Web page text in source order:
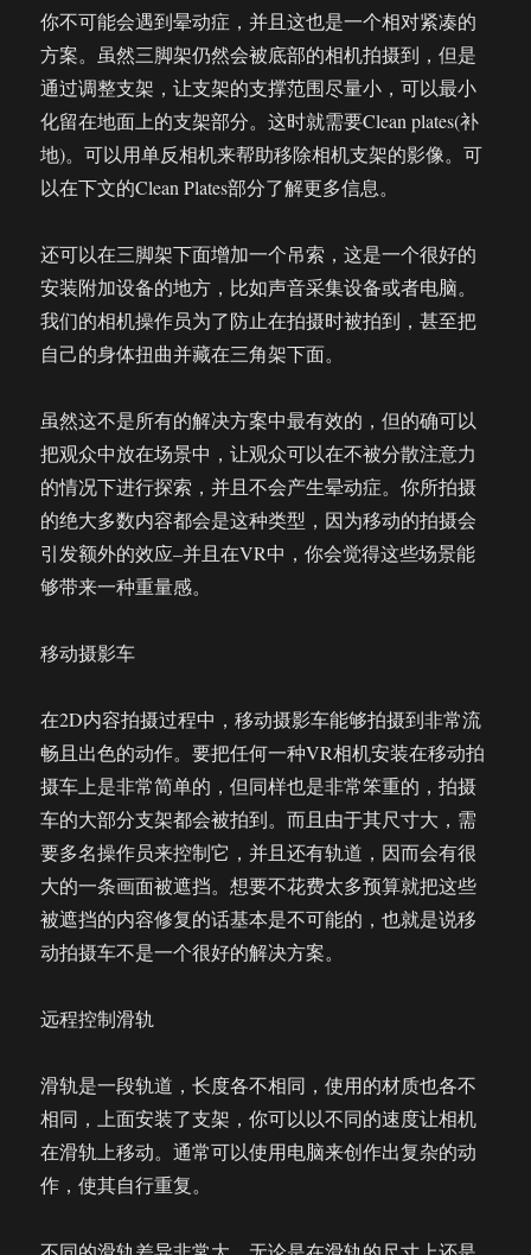
你不可能会遇到晕动症，并且这也是一个相对紧凑的
方案。虽然三脚架仍然会被底部的相机拍摄到，但是
通过调整支架，让支架的支撑范围尽量小，可以最小
化留在地面上的支架部分。这时就需要Clean plates(补
地)。可以用单反相机来帮助移除相机支架的影像。可
以在下文的Clean Plates部分了解更多信息。
还可以在三脚架下面增加一个吊索，这是一个很好的
安装附加设备的地方，比如声音采集设备或者电脑。
我们的相机操作员为了防止在拍摄时被拍到，甚至把
自己的身体扭曲并藏在三角架下面。
虽然这不是所有的解决方案中最有效的，但的确可以
把观众中放在场景中，让观众可以在不被分散注意力
的情况下进行探索，并且不会产生晕动症。你所拍摄
的绝大多数内容都会是这种类型，因为移动的拍摄会
引发额外的效应–并且在VR中，你会觉得这些场景能
够带来一种重量感。
移动摄影车
在2D内容拍摄过程中，移动摄影车能够拍摄到非常流
畅且出色的动作。要把任何一种VR相机安装在移动拍
摄车上是非常简单的，但同样也是非常笨重的，拍摄
车的大部分支架都会被拍到。而且由于其尺寸大，需
要多名操作员来控制它，并且还有轨道，因而会有很
大的一条画面被遮挡。想要不花费太多预算就把这些
被遮挡的内容修复的话基本是不可能的，也就是说移
动拍摄车不是一个很好的解决方案。
远程控制滑轨
滑轨是一段轨道，长度各不相同，使用的材质也各不
相同，上面安装了支架，你可以以不同的速度让相机
在滑轨上移动。通常可以使用电脑来创作出复杂的动
作，使其自行重复。